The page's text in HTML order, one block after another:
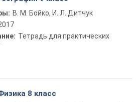
В. М. Бойко, И. Л. Дитчук
Тетрадь для практических
8 класс